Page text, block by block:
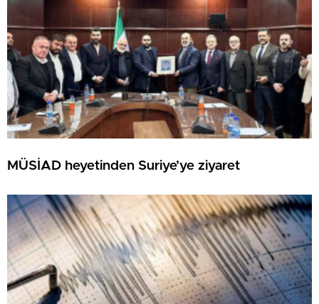
MÜSİAD heyetinden Suriye’ye ziyaret